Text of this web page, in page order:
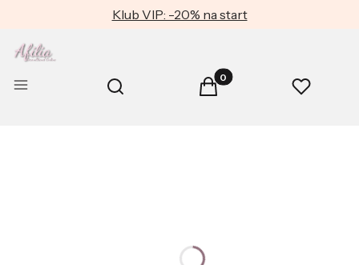
Klub VIP: -20% na start
Menu Otwórz wyszukiwarkę
Szukaj Produkty w koszyku: 0.
Koszyk Ulubione